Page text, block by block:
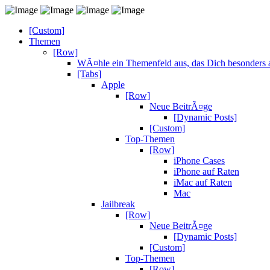
[Custom]
Themen
[Row]
WÃ¤hle ein Themenfeld aus, das Dich besonders
[Tabs]
Apple
[Row]
Neue BeitrÃ¤ge
[Dynamic Posts]
[Custom]
Top-Themen
[Row]
iPhone Cases
iPhone auf Raten
iMac auf Raten
Mac
Jailbreak
[Row]
Neue BeitrÃ¤ge
[Dynamic Posts]
[Custom]
Top-Themen